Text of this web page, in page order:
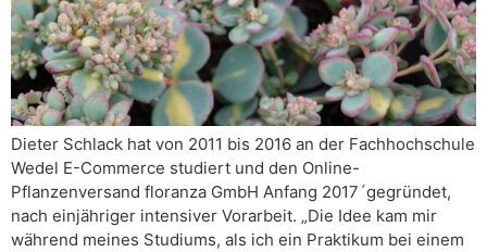
Dieter Schlack hat von 2011 bis 2016 an der Fachhochschule
Wedel E-Commerce studiert und den Online-
Pflanzenversand floranza GmbH Anfang 2017´gegründet,
nach einjähriger intensiver Vorarbeit. „Die Idee kam mir
während meines Studiums, als ich ein Praktikum bei einem